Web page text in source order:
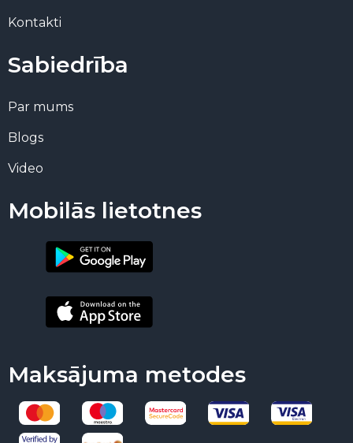
Kontakti
Sabiedrība
Par mums
Blogs
Video
Mobilās lietotnes
Maksājuma metodes